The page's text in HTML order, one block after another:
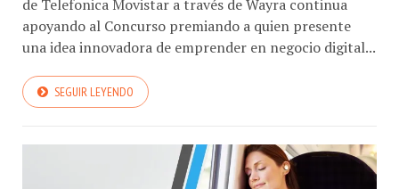
de Telefonica Movistar a través de Wayra continua
apoyando al Concurso premiando a quien presente
una idea innovadora de emprender en negocio digital...
SEGUIR LEYENDO